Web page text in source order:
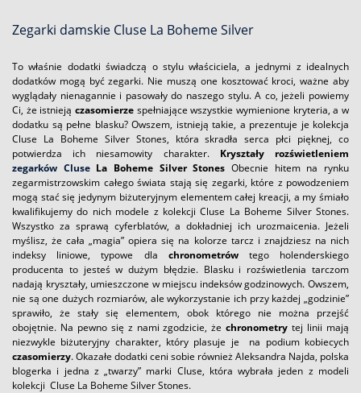
Zegarki damskie Cluse La Boheme Silver
To właśnie dodatki świadczą o stylu właściciela, a jednymi z idealnych
dodatków mogą być zegarki. Nie muszą one kosztować kroci, ważne aby
wyglądały nienagannie i pasowały do naszego stylu. A co, jeżeli powiemy
Ci, że istnieją czasomierze spełniające wszystkie wymienione kryteria, a w
dodatku są pełne blasku? Owszem, istnieją takie, a prezentuje je kolekcja
Cluse La Boheme Silver Stones, która skradła serca płci pięknej, co
potwierdza ich niesamowity charakter. Kryształy rozświetleniem
zegarków CluseLa Boheme Silver StonesObecnie hitem na rynku
zegarmistrzowskim całego świata stają się zegarki, które z powodzeniem
mogą stać się jedynym biżuteryjnym elementem całej kreacji, a my śmiało
kwalifikujemy do nich modele z kolekcji Cluse La Boheme Silver Stones.
Wszystko za sprawą cyferblatów, a dokładniej ich urozmaicenia. Jeżeli
myślisz, że cała „magia” opiera się na kolorze tarcz i znajdziesz na nich
indeksy liniowe, typowe dla chronometrówtego holenderskiego
producenta to jesteś w dużym błędzie. Blasku i rozświetlenia tarczom
nadają kryształy, umieszczone w miejscu indeksów godzinowych. Owszem,
nie są one dużych rozmiarów, ale wykorzystanie ich przy każdej „godzinie”
sprawiło, że stały się elementem, obok którego nie można przejść
obojętnie. Na pewno się z nami zgodzicie, żechronometry tej linii mają
niezwykle biżuteryjny charakter, który plasuje je na podium kobiecych
czasomierzy. Okazałe dodatki ceni sobie również Aleksandra Najda, polska
blogerka i jedna z „twarzy” marki Cluse, która wybrała jeden z modeli
kolekcji Cluse La Boheme Silver Stones.